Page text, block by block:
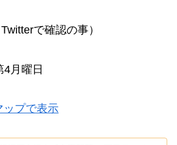
で確認の事）
4月曜日
ップで表示